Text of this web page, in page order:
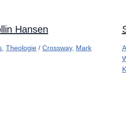
Hansen
, Theologie / Crossway, Mark